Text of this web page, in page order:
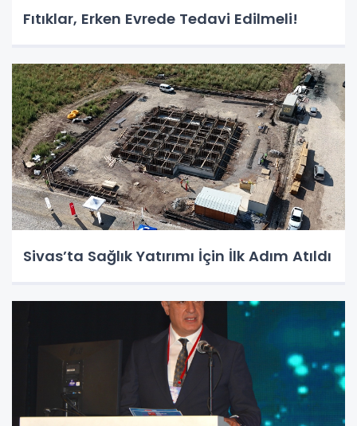
Fıtıklar, Erken Evrede Tedavi Edilmeli!
Sivas’ta Sağlık Yatırımı İçin İlk Adım Atıldı